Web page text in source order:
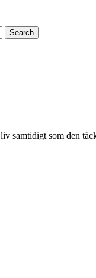
samtidigt som den